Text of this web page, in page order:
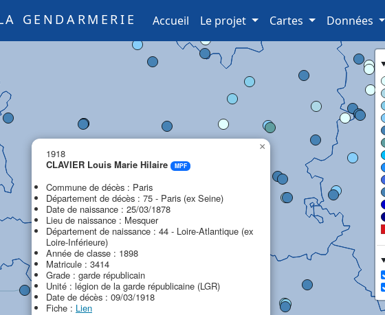
GENDARMERIE Accueil (current)
Le projet Cartes Données
1918
CLAVIER Louis Marie Hilaire
MPF
Commune de décès : Paris
Département de décès : 75 - Paris (ex Seine)
Date de naissance : 25/03/1878
Lieu de naissance : Mesquer
Département de naissance : 44 - Loire-Atlantique (ex
Loire-Inférieure)
Année de classe : 1898
Matricule : 3414
Grade : garde républicain
Unité : légion de la garde républicaine (LGR)
Date de décès : 09/03/1918
Fiche : Lien
×